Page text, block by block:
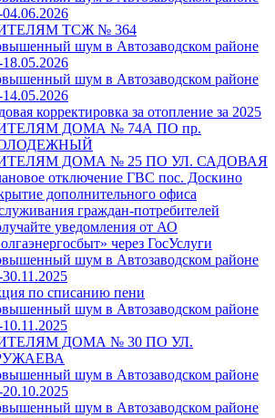
ТСЖ № 364
шум в Автозаводском районе
18.05.2026
шум в Автозаводском районе
14.05.2026
корректировка за отопление за 2025
ДОМА № 74А ПО пр.
ДОМА № 25 ПО УЛ. САДОВАЯ
отключение ГВС пос. Доскино
дополнительного офиса
граждан-потребителей
уведомления от АО
через ГосУслуги
шум в Автозаводском районе
по списанию пени
шум в Автозаводском районе
ДОМА № 30 ПО УЛ.
шум в Автозаводском районе
20.10.2025
шум в Автозаводском районе